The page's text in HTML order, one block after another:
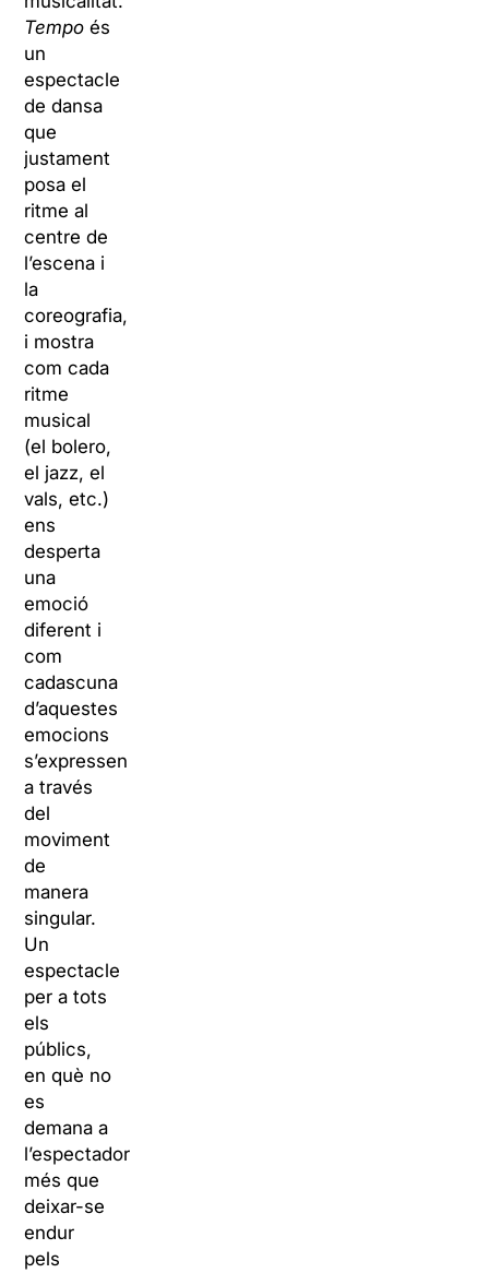
Tempoés
un
espectacle
de dansa
que
justament
posa el
ritme al
centre de
l’escena i
la
coreografia,
i mostra
com cada
ritme
musical
(el bolero,
el jazz, el
vals, etc.)
ens
desperta
una
emoció
diferent i
com
cadascuna
d’aquestes
emocions
s’expressen
a través
del
moviment
de
manera
singular.
Un
espectacle
per a tots
els
públics,
en què no
es
demana a
l’espectador
més que
deixar-se
endur
pels